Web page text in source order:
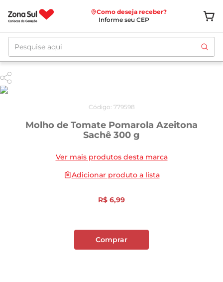
Como deseja receber?
Informe seu CEP
Pesquise aqui
Código: 779598
Molho de Tomate Pomarola Azeitona
Sachê 300 g
Ver mais produtos desta marca
Adicionar produto a lista
R$ 6,99
Comprar